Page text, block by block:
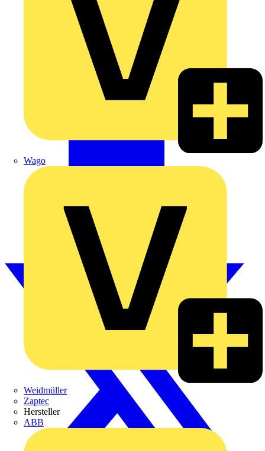
Wago
Weidmüller
Zaptec
Hersteller
ABB